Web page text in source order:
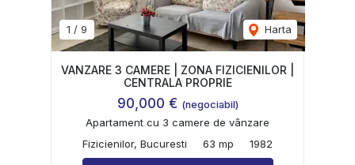
1 / 9 Harta
VANZARE 3 CAMERE | ZONA FIZICIENILOR |
CENTRALA PROPRIE
90,000 € (negociabil)
Apartament cu 3 camere de vânzare
Fizicienilor, Bucuresti
63 mp 1982